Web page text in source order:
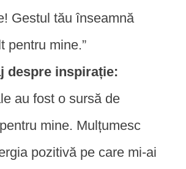
Gestul tău înseamnă
pentru mine.”
despre inspirație:
au fost o sursă de
mine. Mulțumesc
pozitivă pe care mi-ai